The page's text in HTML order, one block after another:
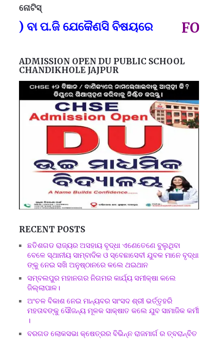
ନୋଟିସ୍
ବା ପ.ଜି ଯେକୈଣସି ବିଷୟରେ FOR
ADMISSION OPEN DU PUBLIC SCHOOL
CHANDIKHOLE JAJPUR
RECENT POSTS
ଛତିଶଗଡ ରାଜ୍ୟର ଅସହାୟ ବୃଦ୍ଧା ଏଣେତେଣେ ବୁଲୁଥିବା
ବେଳେ ସ୍ଥାନୀୟ ସାମ୍ବାଦିକ ଓ ସ୍ବେଛାସେବୀ ଯୁବକ ମାନେ ବୃଦ୍ଧା
ଙ୍କୁ ନେଇ ସଖି ଅନୁଷ୍ଠାନରେ କଲେ ଥଇଥାନ
ସମ୍ବଲପୁର ମହାନଗର ନିଗମର କାର୍ଯ୍ୟ ସମୀକ୍ଷା କଲେ
ଜିଲ୍ଲାପାଳ।
ଅଂଚଳ ବିକାଶ ନେଇ ମାନ୍ୟବର ସାଂସଦ ଶ୍ରୀ ଭର୍ତ୍ତୃହରି
ମହତାବଙ୍କୁ ସୌଜନ୍ୟ ମୂଳକ ସାକ୍ଷାତ କଲେ ଯୁବ ସାମାଜିକ କର୍ମୀ
।
ବରଗଡ ଲୋକସଭା କ୍ଷେତ୍ରର ବିଭିନ୍ନ ରାଜମାର୍ଗ ର ତ୍ବରାନ୍ବିତ